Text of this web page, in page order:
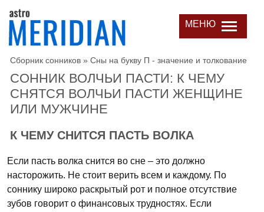
МЕНЮ
Сборник сонников » Сны на букву П - значение и толкование
СОННИК ВОЛЧЬИ ПАСТИ: К ЧЕМУ
СНЯТСЯ ВОЛЧЬИ ПАСТИ ЖЕНЩИНЕ
ИЛИ МУЖЧИНЕ
К ЧЕМУ СНИТСЯ ПАСТЬ ВОЛКА
Если пасть волка снится во сне – это должно
насторожить. Не стоит верить всем и каждому. По
соннику широко раскрытый рот и полное отсутствие
зубов говорит о финансовых трудностях. Если